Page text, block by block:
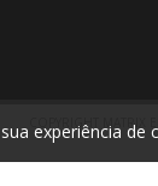
experiência de
COPYRIGHT